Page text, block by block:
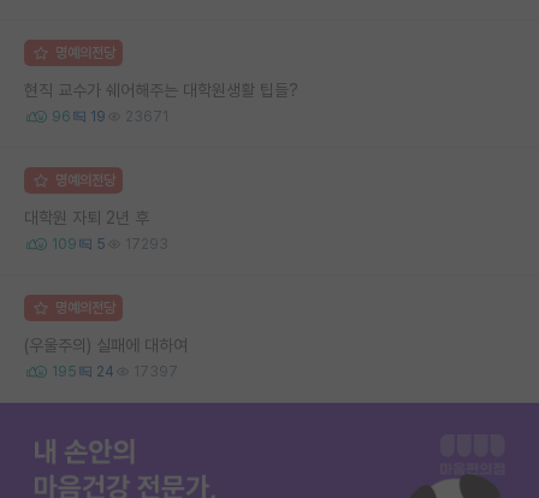
명예의전당
현직 교수가 쉐어해주는 대학원생활 팁들?
96 19 23671
명예의전당
대학원 자퇴 2년 후
109 5 17293
명예의전당
(우울주의) 실패에 대하여
195 24 17397